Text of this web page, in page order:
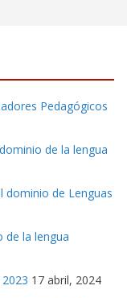
Pedagógicos
de la lengua
dominio de Lenguas
de la lengua
17 abril, 2024